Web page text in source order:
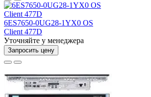
6ES7650-0UG28-1YX0 OS
Client 477D
Уточняйте у менеджера
Запросить цену